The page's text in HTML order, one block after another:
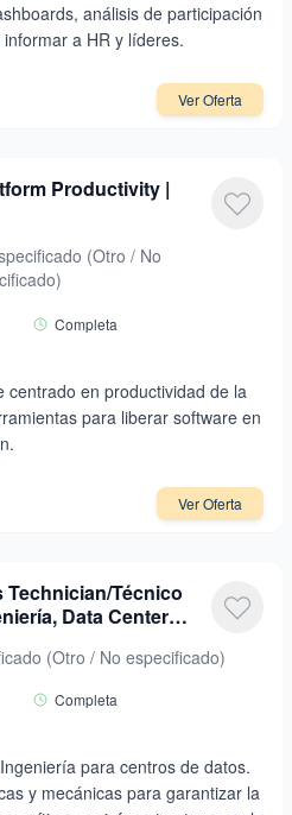
análisis de participación
a HR y líderes.
Ver Oferta
Productivity |
(Otro / No
)
Completa
centrado en productividad de la
para liberar software en
Ver Oferta
Técnico
Data Center
(Otro / No especificado)
Completa
para centros de datos.
y mecánicas para garantizar la